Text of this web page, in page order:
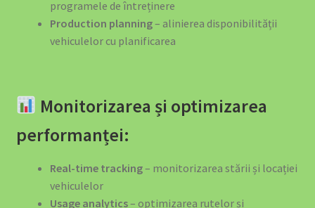
programele de întreținere
Production planning– alinierea disponibilității
vehiculelor cu planificarea
Monitorizarea și optimizarea
performanței:
Real-time tracking– monitorizarea stării și locației
vehiculelor
Usage analytics– optimizarea rutelor și